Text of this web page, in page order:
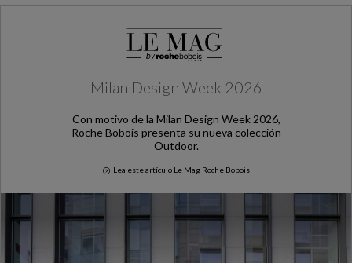
Milan Design Week 2026
Con motivo de la Milan Design Week 2026,
Roche Bobois presenta su nueva colección
Outdoor.
Lea este artículo Le Mag Roche Bobois
Milan Design Week 2026